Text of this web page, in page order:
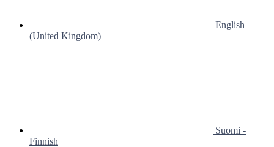
English
(United Kingdom)
Suomi -
Finnish